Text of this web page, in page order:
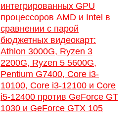
интегрированных GPU
процессоров AMD и Intel в
сравнении с парой
бюджетных видеокарт:
Athlon 3000G, Ryzen 3
2200G, Ryzen 5 5600G,
Pentium G7400, Core i3-
10100, Core i3-12100 и Core
i5-12400 против GeForce GT
1030 и GeForce GTX 105